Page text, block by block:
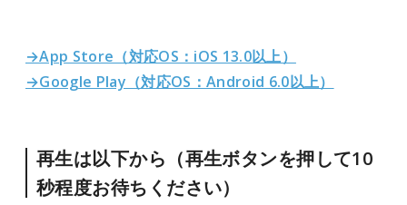
→App Store（対応OS：iOS 13.0以上）
→Google Play（対応OS：Android 6.0以上）
再生は以下から（再生ボタンを押して10
秒程度お待ちください）